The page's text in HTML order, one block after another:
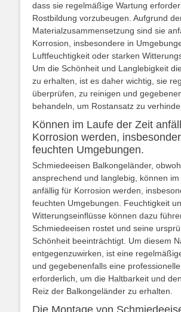
dass sie regelmäßige Wartung
Rostbildung vorzubeugen. Aufgrund
Materialzusammensetzung sind sie
Korrosion, insbesondere in
Luftfeuchtigkeit oder starken
Um die Schönheit und Langlebigkeit
zu erhalten, ist es daher wichtig, sie
überprüfen, zu reinigen und
behandeln, um Rostansatz zu
Können im Laufe der Zeit
Korrosion werden,
feuchten Umgebungen.
Schmiedeeisen Balkongeländer,
ansprechend und langlebig, können
anfällig für Korrosion werden,
feuchten Umgebungen. Feuchtigkeit
Witterungseinflüsse können dazu
Schmiedeeisen rostet und seine
Schönheit beeinträchtigt. Um diesem
entgegenzuwirken, ist eine
und gegebenenfalls eine
erforderlich, um die Haltbarkeit und
Reiz der Balkongeländer zu erhalten.
Die Montage von